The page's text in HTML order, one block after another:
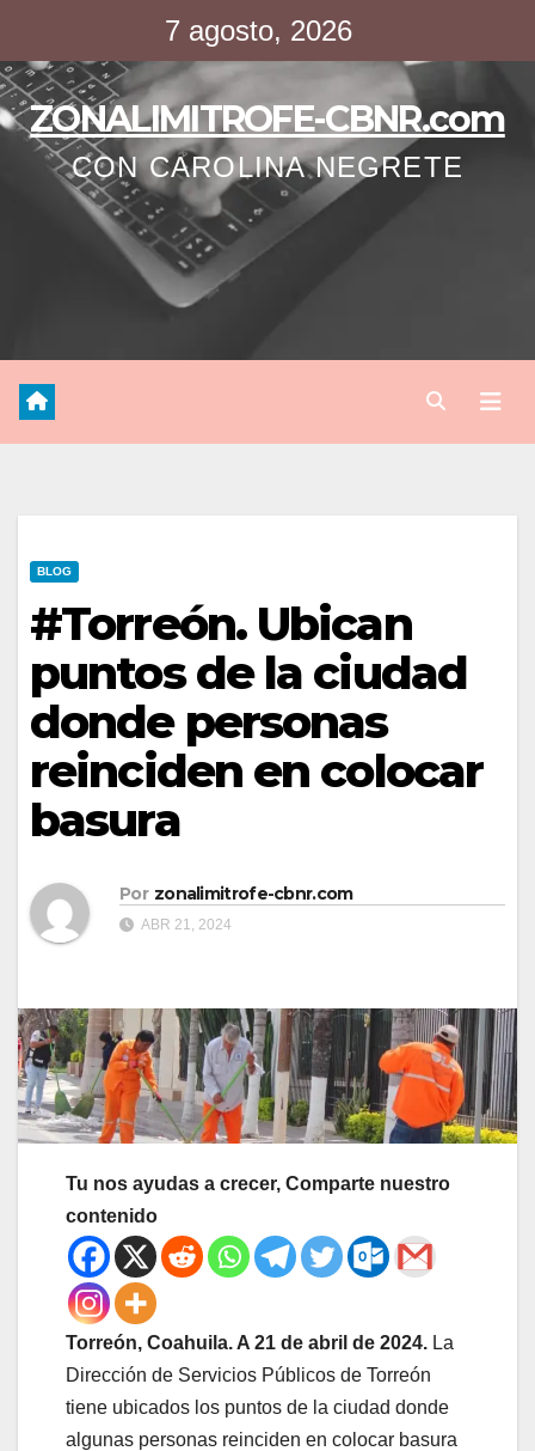
contenido
7 agosto, 2026
ZONALIMITROFE-CBNR.com
CON CAROLINA NEGRETE
BLOG
#Torreón. Ubican
puntos de la ciudad
donde personas
reinciden en colocar
basura
Por zonalimitrofe-cbnr.com
ABR 21, 2024
Tu nos ayudas a crecer, Comparte nuestro
contenido
Torreón, Coahuila. A 21 de abril de 2024. La
Dirección de Servicios Públicos de Torreón
tiene ubicados los puntos de la ciudad donde
algunas personas reinciden en colocar basura